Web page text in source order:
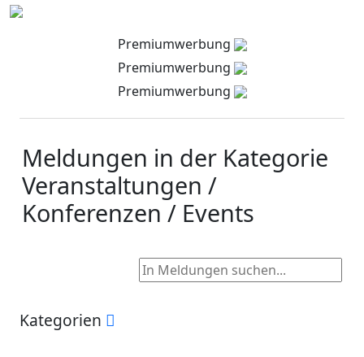
Premiumwerbung
Premiumwerbung
Premiumwerbung
Meldungen in der Kategorie
Veranstaltungen /
Konferenzen / Events
Kategorien